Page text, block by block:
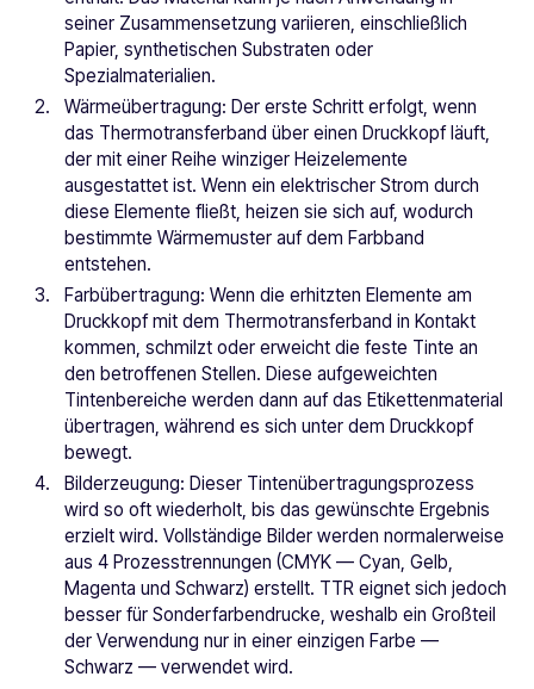
seiner Zusammensetzung variieren, einschließlich
Papier, synthetischen Substraten oder
Spezialmaterialien.
Wärmeübertragung: Der erste Schritt erfolgt, wenn
das Thermotransferband über einen Druckkopf läuft,
der mit einer Reihe winziger Heizelemente
ausgestattet ist. Wenn ein elektrischer Strom durch
diese Elemente fließt, heizen sie sich auf, wodurch
bestimmte Wärmemuster auf dem Farbband
entstehen.
Farbübertragung: Wenn die erhitzten Elemente am
Druckkopf mit dem Thermotransferband in Kontakt
kommen, schmilzt oder erweicht die feste Tinte an
den betroffenen Stellen. Diese aufgeweichten
Tintenbereiche werden dann auf das Etikettenmaterial
übertragen, während es sich unter dem Druckkopf
bewegt.
Bilderzeugung: Dieser Tintenübertragungsprozess
wird so oft wiederholt, bis das gewünschte Ergebnis
erzielt wird. Vollständige Bilder werden normalerweise
aus 4 Prozesstrennungen (CMYK — Cyan, Gelb,
Magenta und Schwarz) erstellt. TTR eignet sich jedoch
besser für Sonderfarbendrucke, weshalb ein Großteil
der Verwendung nur in einer einzigen Farbe —
Schwarz — verwendet wird.